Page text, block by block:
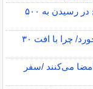
«مرد عنکبوتی: روزی نو»؛ سریع‌ترین فیلم تاریخ در رسیدن به ۵۰۰
گوشت ۴ هزار تومانی این‌گونه میلیونی قیمت خورد/ چرا با افت ۳۰
می‌کنند /سفر